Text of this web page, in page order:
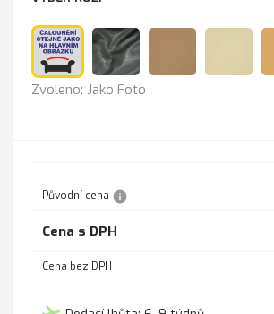
Jako
Anthrazit
Zvoleno: Jako Foto
Původní cena info
Cena s DPH
Cena bez DPH